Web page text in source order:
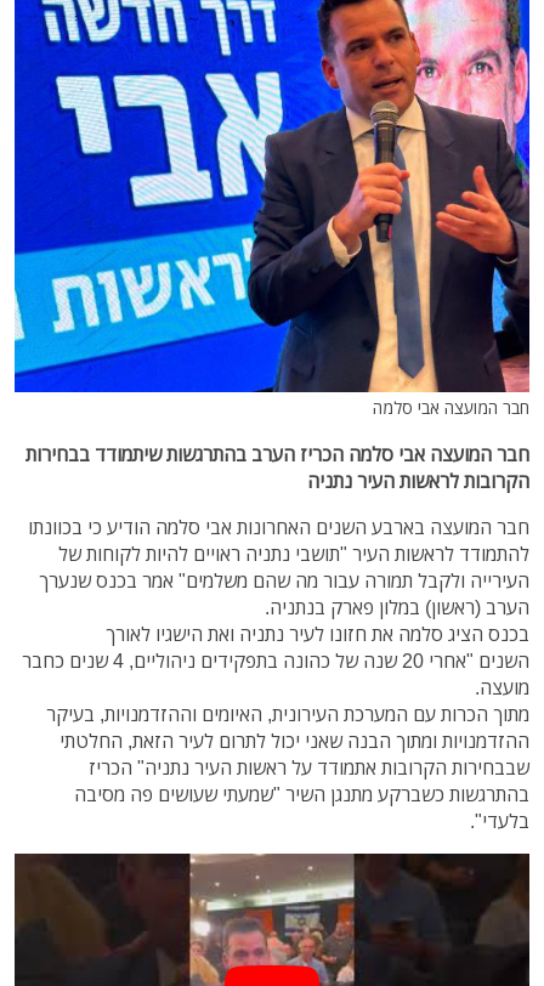
חבר המועצה אבי סלמה
חבר המועצה אבי סלמה הכריז הערב בהתרגשות שיתמודד בבחירות
הקרובות לראשות העיר נתניה
חבר המועצה בארבע השנים האחרונות אבי סלמה הודיע כי בכוונתו
להתמודד לראשות העיר "תושבי נתניה ראויים להיות לקוחות של
העירייה ולקבל תמורה עבור מה שהם משלמים" אמר בכנס שנערך
הערב (ראשון) במלון פארק בנתניה.
בכנס הציג סלמה את חזונו לעיר נתניה ואת הישגיו לאורך
השנים "אחרי 20 שנה של כהונה בתפקידים ניהוליים, 4 שנים כחבר
מועצה.
מתוך הכרות עם המערכת העירונית, האיומים וההזדמנויות, בעיקר
ההזדמנויות ומתוך הבנה שאני יכול לתרום לעיר הזאת, החלטתי
שבבחירות הקרובות אתמודד על ראשות העיר נתניה" הכריז
בהתרגשות כשברקע מתנגן השיר "שמעתי שעושים פה מסיבה
בלעדי".